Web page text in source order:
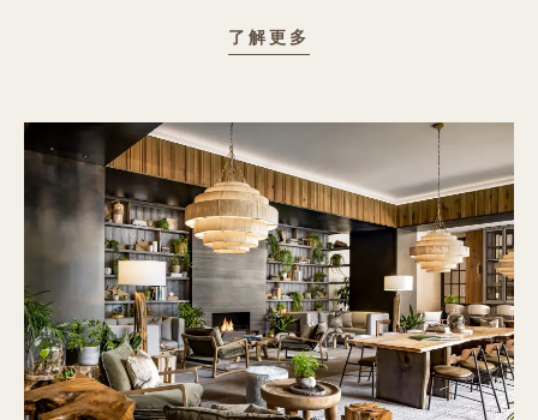
了解更多